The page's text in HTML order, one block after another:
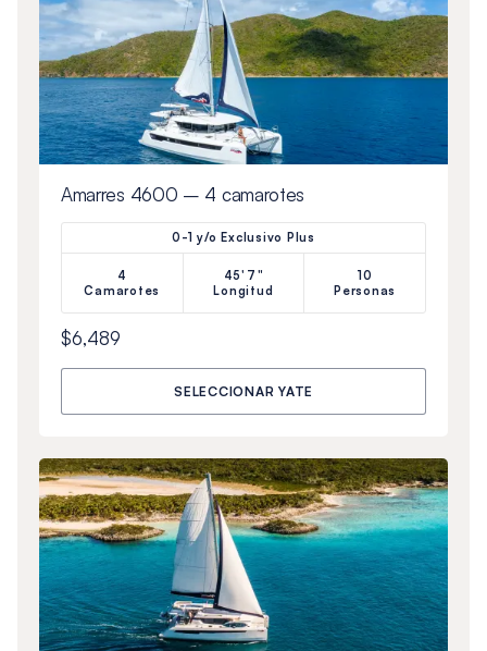
Amarres 4600 – 4 camarotes
0-1 y/o Exclusivo Plus
4
Camarotes
45'7"
Longitud
10
Personas
$6,489
SELECCIONAR YATE